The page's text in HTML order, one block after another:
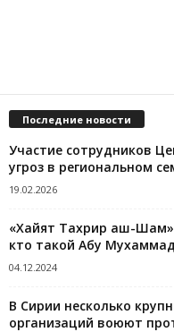
Последние новости
Участие сотрудников
угроз в региональном
19.02.2026
«Хайят Тахрир аш-
кто такой Абу
04.12.2024
В Сирии несколько
организаций воюют